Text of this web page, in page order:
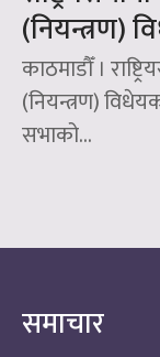
(नियन्त्रण)
काठमाडौँ ।
(नियन्त्रण)
सभाको...
समाचार